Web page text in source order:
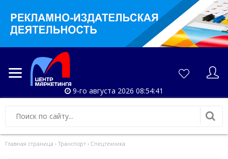
9-го августа 2026 08:54:42
Главная страница › Транспорт › Спецтехника